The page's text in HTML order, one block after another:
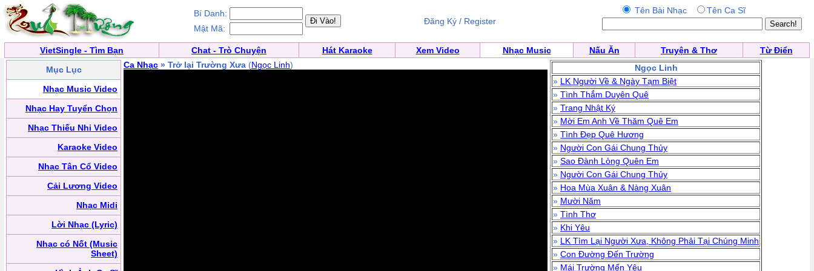
Bí Danh:
Mật Mã:
Đăng Ký / Register
Tên Bài Nhạc Tên Ca Sĩ
VietSingle - Tìm Bạn Chat - Trò Chuyện Hát Karaoke Xem Video Nhạc Music Nấu Ăn Truyện & Thơ
Từ Điển
Mục Lục
Nhạc Music Video
Nhạc Hay Tuyển Chọn
Nhạc Thiếu Nhi Video
Karaoke Video
Nhạc Tân Cổ Video
Cải Lương Video
Nhạc Midi
Lời Nhạc (Lyric)
Nhạc có Nốt (Music
Sheet)
Ca Nhạc » Trở lại Trường Xưa (Ngọc Linh)
Ngọc Linh
» LK Người Về & Ngày Tạm Biệt
» Tình Thắm Duyên Quê
» Trang Nhật Ký
» Mời Em Anh Về Thăm Quê Em
» Tình Đẹp Quê Hương
» Người Con Gái Chung Thủy
» Sao Đành Lòng Quên Em
» Người Con Gái Chung Thủy
» Hoa Mùa Xuân & Nàng Xuân
» Mười Năm
» Tình Thơ
» Khi Yêu
» LK Tìm Lại Người Xưa, Không Phải Tại Chúng Minh
» Con Đường Đến Trường
» Mái Trường Mến Yêu